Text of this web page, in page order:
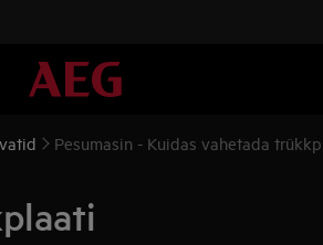
Pesumasin - Kuidas vahetada